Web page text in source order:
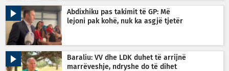
Abdixhiku pas takimit të GP: Më
lejoni pak kohë, nuk ka asgjë tjetër
Baraliu: VV dhe LDK duhet të arrijnë
marrëveshje, ndryshe do të dihet